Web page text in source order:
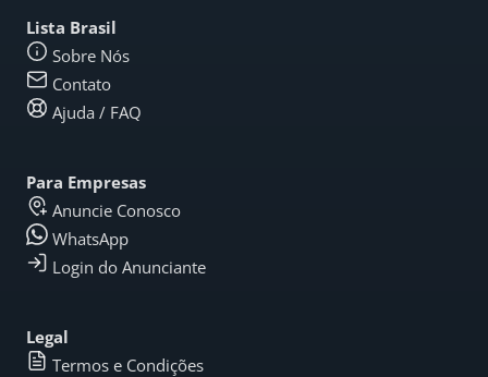
Lista Brasil
Sobre Nós
Contato
Ajuda / FAQ
Para Empresas
Anuncie Conosco
WhatsApp
Login do Anunciante
Legal
Termos e Condições